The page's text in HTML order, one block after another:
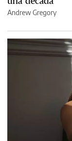
Andrew Gregory